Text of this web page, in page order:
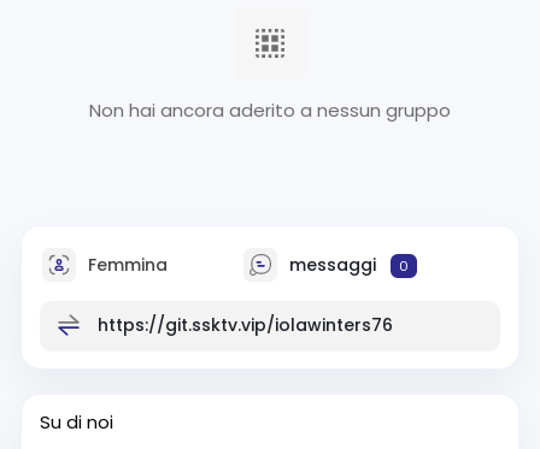
Non hai ancora aderito a nessun gruppo
Femmina messaggi 0
https://git.ssktv.vip/iolawinters76
Su di noi